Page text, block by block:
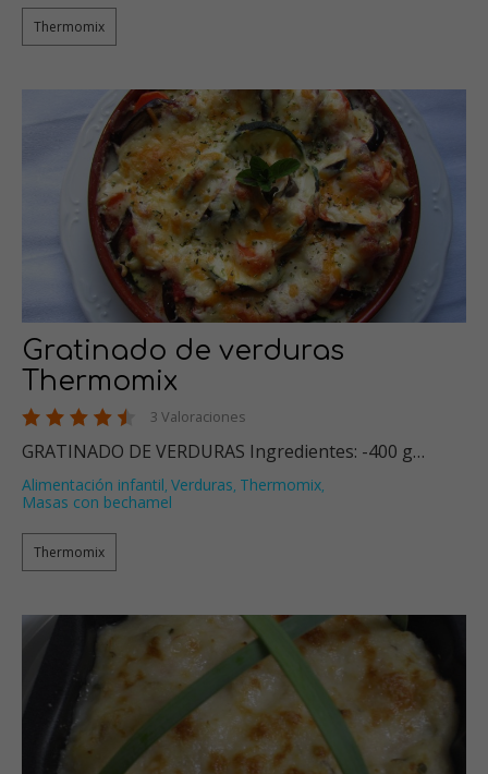
Thermomix
Gratinado de verduras
Thermomix
3 Valoraciones
GRATINADO DE VERDURAS Ingredientes: -400 g…
Alimentación infantil, Verduras, Thermomix,
Masas con bechamel
Thermomix